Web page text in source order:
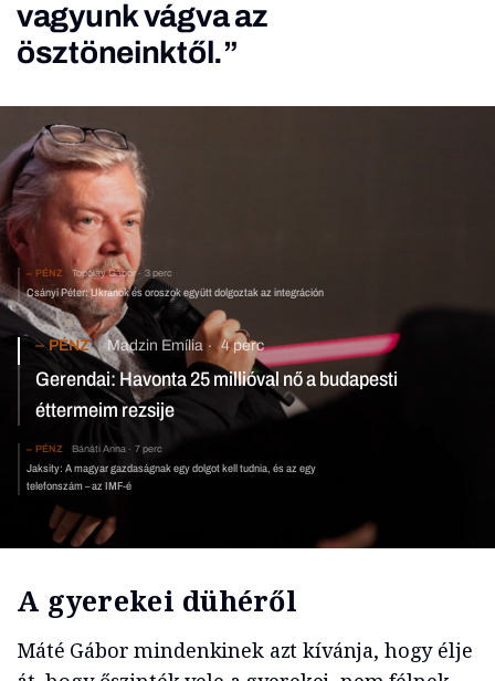
vagyunk vágva az
ösztöneinktől.”
PÉNZ Topolay Gábor 3 perc
Csányi Péter: Ukránok és oroszok együtt dolgoztak az integráción
PÉNZ Madzin Emília 4 perc
Gerendai: Havonta 25 millióval nő a budapesti
éttermeim rezsije
PÉNZ Bánáti Anna 7 perc
Jaksity: A magyar gazdaságnak egy dolgot kell tudnia, és az egy
telefonszám – az IMF-é
A gyerekei dühéről
Máté Gábor mindenkinek azt kívánja, hogy élje